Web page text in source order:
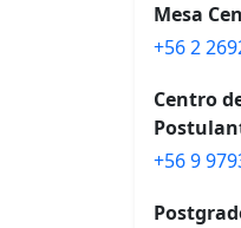
Mesa
+56 2
Centro
+56 9